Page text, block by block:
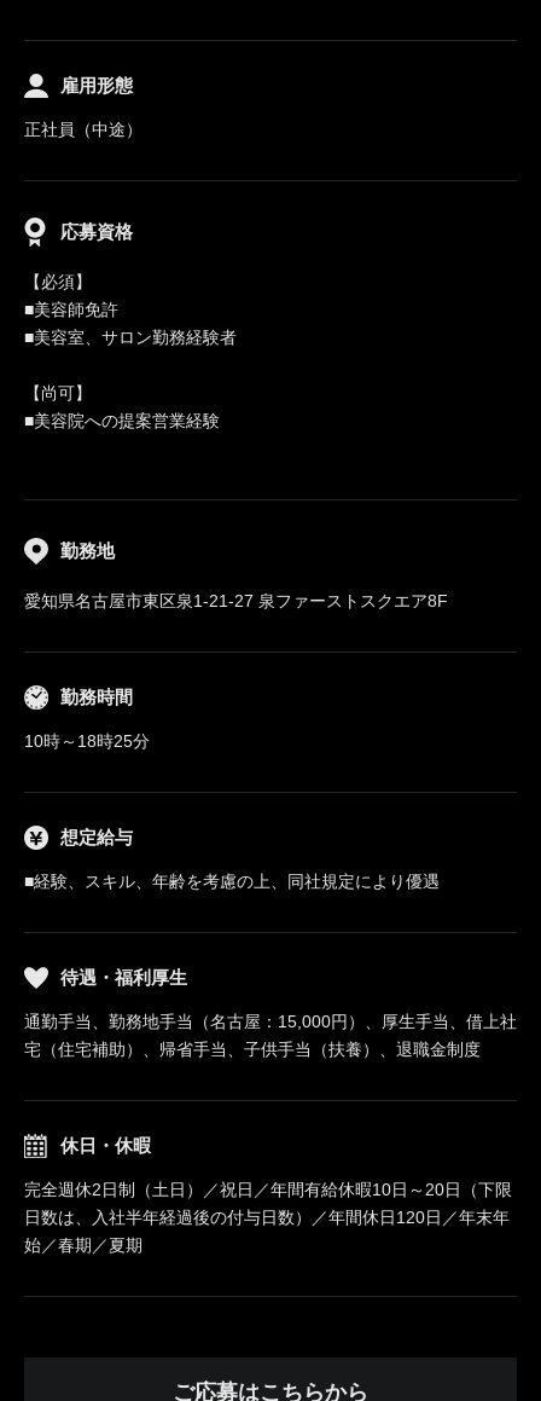
雇用形態
正社員（中途）
応募資格
【必須】
■美容師免許
■美容室、サロン勤務経験者
【尚可】
■美容院への提案営業経験
勤務地
愛知県名古屋市東区泉1-21-27 泉ファーストスクエア8F
勤務時間
10時～18時25分
想定給与
■経験、スキル、年齢を考慮の上、同社規定により優遇
待遇・福利厚生
通勤手当、勤務地手当（名古屋：15,000円）、厚生手当、借上社
宅（住宅補助）、帰省手当、子供手当（扶養）、退職金制度
休日・休暇
完全週休2日制（土日）／祝日／年間有給休暇10日～20日（下限
日数は、入社半年経過後の付与日数）／年間休日120日／年末年
始／春期／夏期
ご応募はこちらから